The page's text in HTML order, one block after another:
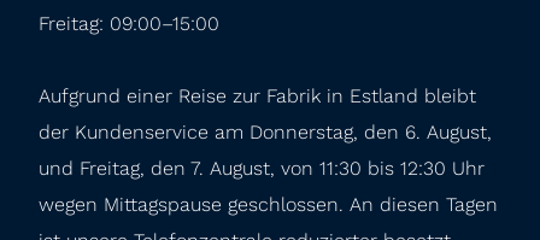
Freitag: 09:00–15:00
Aufgrund einer Reise zur Fabrik in Estland bleibt
der Kundenservice am Donnerstag, den 6. August,
und Freitag, den 7. August, von 11:30 bis 12:30 Uhr
wegen Mittagspause geschlossen. An diesen Tagen